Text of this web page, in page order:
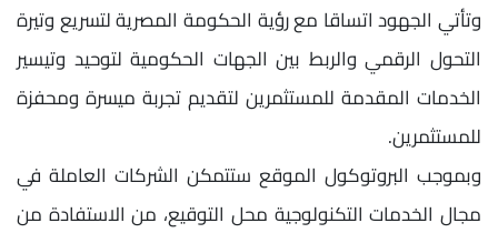
وتأتي الجهود اتساقا مع رؤية الحكومة المصرية لتسريع وتيرة
التحول الرقمي والربط بين الجهات الحكومية لتوحيد وتيسير
الخدمات المقدمة للمستثمرين لتقديم تجربة ميسرة ومحفزة
للمستثمرين.
وبموجب البروتوكول الموقع ستتمكن الشركات العاملة في
مجال الخدمات التكنولوجية محل التوقيع، من الاستفادة من